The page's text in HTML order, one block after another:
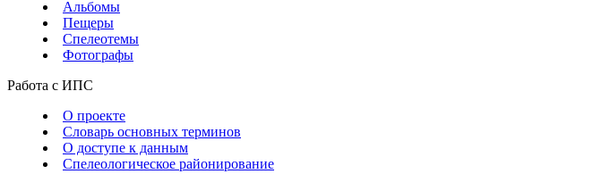
Альбомы
Пещеры
Спелеотемы
Фотографы
Работа с ИПС
О проекте
Словарь основных терминов
О доступе к данным
Спелеологическое районирование